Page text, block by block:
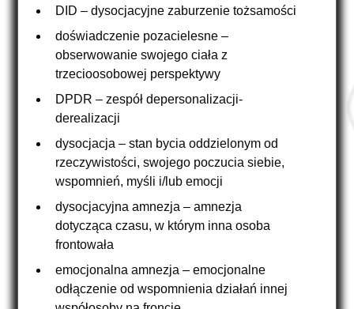
DID – dysocjacyjne zaburzenie tożsamości
doświadczenie pozacielesne –
obserwowanie swojego ciała z
trzecioosobowej perspektywy
DPDR – zespół depersonalizacji-
derealizacji
dysocjacja – stan bycia oddzielonym od
rzeczywistości, swojego poczucia siebie,
wspomnień, myśli i/lub emocji
dysocjacyjna amnezja – amnezja
dotycząca czasu, w którym inna osoba
frontowała
emocjonalna amnezja – emocjonalne
odłączenie od wspomnienia działań innej